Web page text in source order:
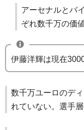
アーセナルとバ
ぞれ数千万の価
伊藤洋輝は現在
数千万ユーロのデ
れていない。選手